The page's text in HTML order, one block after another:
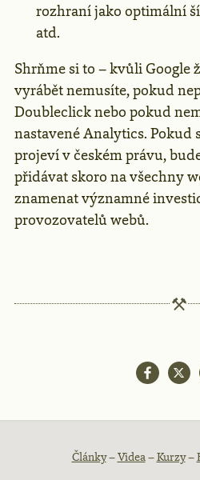
rozhraní jako optimální
atd.
Shrňme si to – kvůli Google
vyrábět nemusíte, pokud
Doubleclick nebo pokud
nastavené Analytics. Pokud
projeví v českém právu,
přidávat skoro na všechny
znamenat významné
provozovatelů webů.
Patička
Články–Videa–Kurzy–